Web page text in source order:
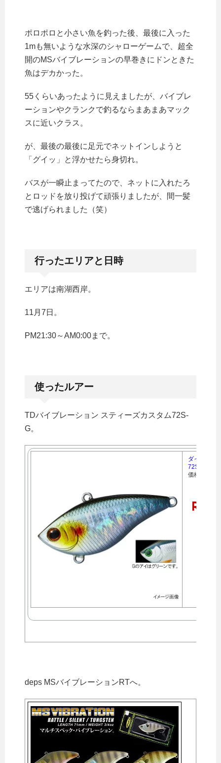
ポロポロと小さい魚を釣った後、最後に入った
1mも無いような水深のシャローゲームで、超全
開のMSバイブレーションの早巻きにドンときた
魚はデカかった。
55くらいあったように見えましたが、バイブレ
ーションやクランクで釣るならまあまあマック
スに近いクラス。
が、最後の最後に足元でネットインしようと
「グイッ」と浮かせたら身切れ。
バスが一瞬止まってたので、ネットに入れたろ
とロッドを放り投げて頑張りましたが、間一髪
で逃げられました（笑）
行ったエリアと日時
エリアは南湖西岸。
11月7日。
PM21:30～AM0:00まで。
使ったルアー
TDバイブレーション スティーズカスタム72S-
G。
ダイワ T.D.
72S-G スペ
価格：
deps MSバイブレーションRTへ。